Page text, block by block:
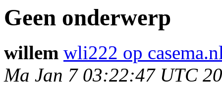
Geen onderwerp
willem wli222 op
Ma Jan 7 03:22:47 UTC